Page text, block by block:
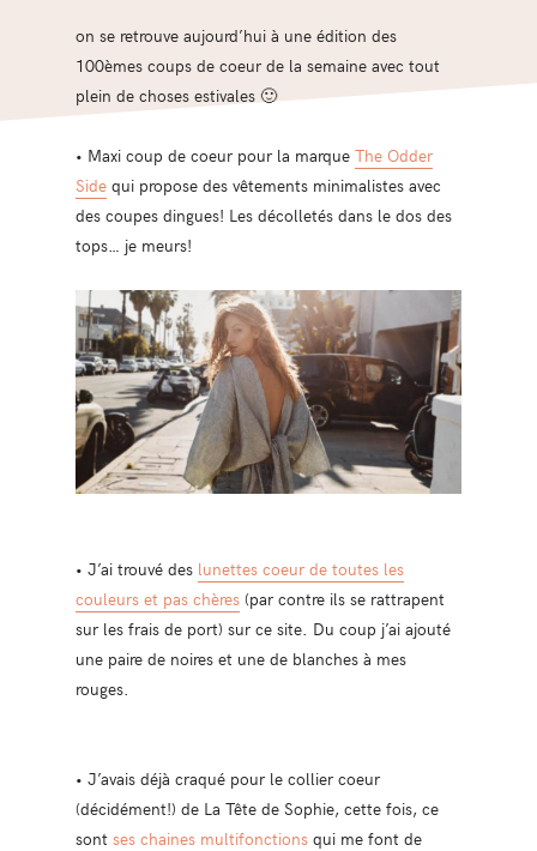
on se retrouve aujourd’hui à une édition des
100èmes coups de coeur de la semaine avec tout
plein de choses estivales 🙂
• Maxi coup de coeur pour la marque The Odder
Sidequi propose des vêtements minimalistes avec
des coupes dingues! Les décolletés dans le dos des
tops… je meurs!
• J’ai trouvé des lunettes coeur de toutes les
couleurs et pas chères(par contre ils se rattrapent
sur les frais de port) sur ce site. Du coup j’ai ajouté
une paire de noires et une de blanches à mes
rouges.
• J’avais déjà craqué pour le collier coeur
(décidément!) de La Tête de Sophie, cette fois, ce
sont ses chaines multifonctionsqui me font de